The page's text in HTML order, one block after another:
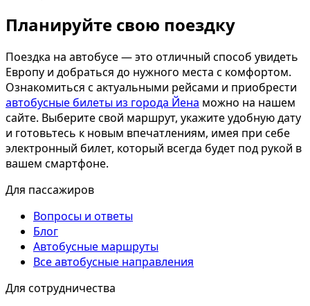
Планируйте свою поездку
Поездка на автобусе — это отличный способ увидеть
Европу и добраться до нужного места с комфортом.
Ознакомиться с актуальными рейсами и приобрести
автобусные билеты из города Йена можно на нашем
сайте. Выберите свой маршрут, укажите удобную дату
и готовьтесь к новым впечатлениям, имея при себе
электронный билет, который всегда будет под рукой в
вашем смартфоне.
Для пассажиров
Вопросы и ответы
Блог
Автобусные маршруты
Все автобусные направления
Для сотрудничества